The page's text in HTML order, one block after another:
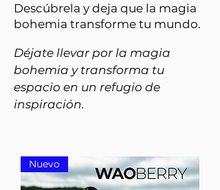
Descúbrela y deja que la magia
bohemia transforme tu mundo.
Déjate llevar por la magia
bohemia y transforma tu
espacio en un refugio de
inspiración.
Nuevo